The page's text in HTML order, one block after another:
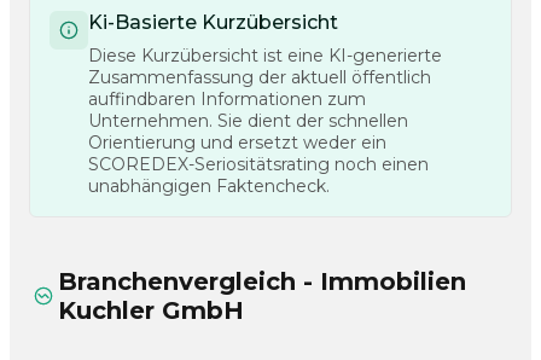
Ki-Basierte Kurzübersicht
Diese Kurzübersicht ist eine KI-generierte
Zusammenfassung der aktuell öffentlich
auffindbaren Informationen zum
Unternehmen. Sie dient der schnellen
Orientierung und ersetzt weder ein
SCOREDEX-Seriositätsrating noch einen
unabhängigen Faktencheck.
Branchenvergleich - Immobilien
Kuchler GmbH